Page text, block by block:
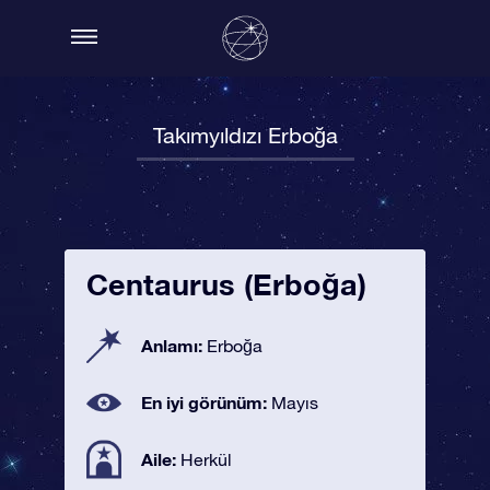
Takımyıldızı Erboğa
Centaurus (Erboğa)
Anlamı: Erboğa
En iyi görünüm: Mayıs
Aile: Herkül